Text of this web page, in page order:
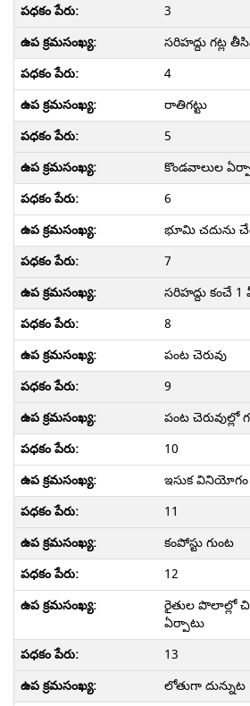
3
సరిహద్దు గట్ల
4
రాతిగట్టు
5
కొండవాలుల
6
భూమి చదును
7
సరిహద్దు కంచే
8
పంట చెరువు
9
పంట
10
ఇసుక వినియోగం
11
కంపోస్టు గుంట
12
రైతుల పొలాల్లో
ఏర్పాటు
13
లోతుగా దున్నుట